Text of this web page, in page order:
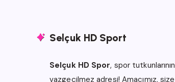
Selçuk HD Sport
Selçuk HD Spor, spor tutkunlarının
vazgeçilmez adresi! Amacımız, size